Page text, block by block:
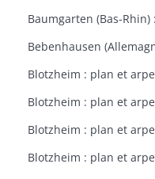
Baumgarten (Bas-